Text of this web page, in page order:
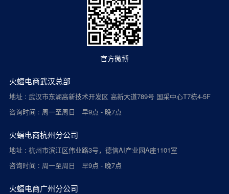
官方微博
火蝠电商武汉总部
地址 : 武汉市东湖高新技术开发区 高新大道789号 国采中心T7栋4-5F
咨询时间 : 周一至周日 早9点 - 晚7点
火蝠电商杭州分公司
地址 : 杭州市滨江区伟业路3号，德信AI产业园A座1101室
咨询时间 : 周一至周日 早9点 - 晚7点
火蝠电商广州分公司